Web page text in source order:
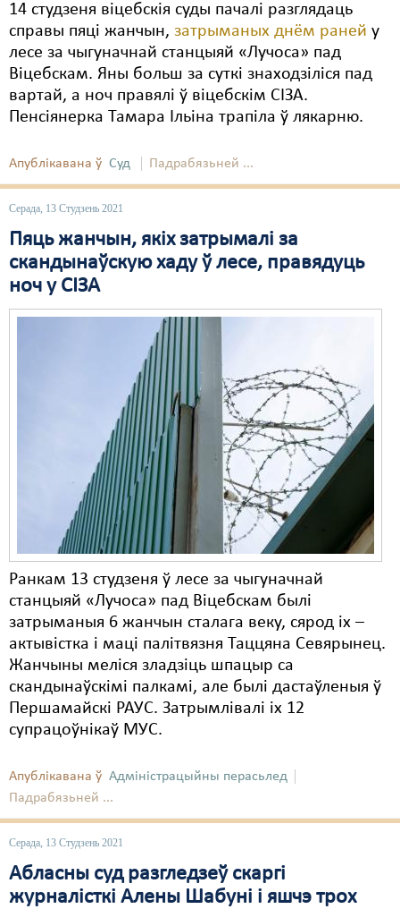
14 студзеня віцебскія суды пачалі разглядаць
справы пяці жанчын, затрыманых днём раней у
лесе за чыгуначнай станцыяй «Лучоса» пад
Віцебскам. Яны больш за суткі знаходзіліся пад
вартай, а ноч правялі ў віцебскім СІЗА.
Пенсіянерка Тамара Ільіна трапіла ў лякарню.
Апублікавана ў Суд Падрабязьней ...
Серада, 13 Студзень 2021
Пяць жанчын, якіх затрымалі за
скандынаўскую хаду ў лесе, правядуць
ноч у СІЗА
Ранкам 13 студзеня ў лесе за чыгуначнай
станцыяй «Лучоса» пад Віцебскам былі
затрыманыя 6 жанчын сталага веку, сярод іх –
актывістка і маці палітвязня Таццяна Севярынец.
Жанчыны меліся зладзіць шпацыр са
скандынаўскімі палкамі, але былі дастаўленыя ў
Першамайскі РАУС. Затрымлівалі іх 12
супрацоўнікаў МУС.
Апублікавана ў Адміністрацыйны перасьлед
Падрабязьней ...
Серада, 13 Студзень 2021
Абласны суд разгледзеў скаргі
журналісткі Алены Шабуні і яшчэ трох
Мірныя сходы
Палітвязьні
Праваабаронцы
Распальваньне варожасьці
Рознае
Свабода слова
Свабода сумленьня
Сьмяротнае пакараньне
Правы працоўных
Сацыяльныя правы